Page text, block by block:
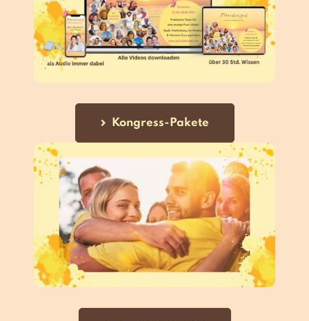
Kongress-Pakete